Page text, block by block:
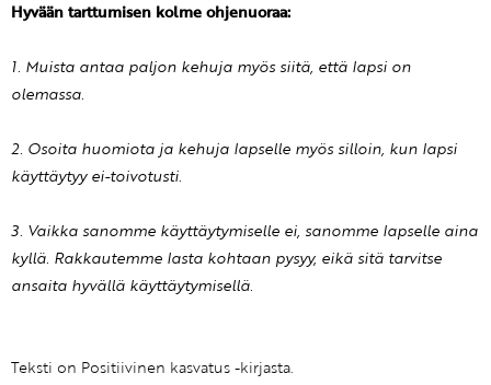
Hyvään tarttumisen kolme ohjenuoraa:
1. Muista antaa paljon kehuja myös siitä, että lapsi on
olemassa.
2. Osoita huomiota ja kehuja lapselle myös silloin, kun lapsi
käyttäytyy ei-toivotusti.
3. Vaikka sanomme käyttäytymiselle ei, sanomme lapselle aina
kyllä. Rakkautemme lasta kohtaan pysyy, eikä sitä tarvitse
ansaita hyvällä käyttäytymisellä.
Teksti on Positiivinen kasvatus -kirjasta.